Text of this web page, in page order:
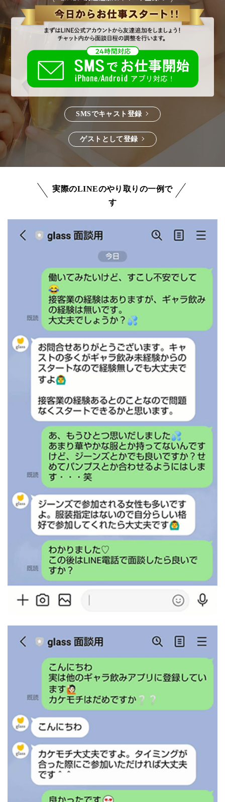
SMSでキャスト登録
ゲストとして登録
実際のLINEのやり取りの一例で
す